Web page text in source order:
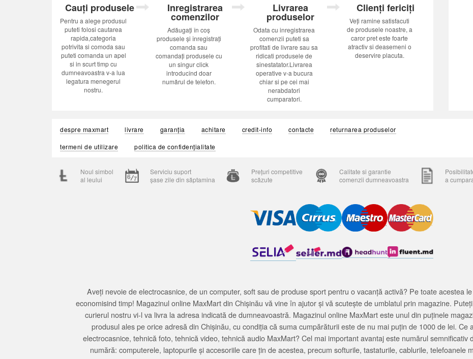
Cauți produsele
Pentru a alege produsul
puteti folosi cautarea
rapida,categoria
potrivita si comoda sau
puteti comanda un apel
si in scurt timp cu
dumneavoastra v-a lua
legatura menegerul
nostru.
Inregistrarea
comenzilor
Adăugați în coș
produsele și înregistrați
comanda sau
comandați produsele cu
un singur click
introducînd doar
numărul de telefon.
Livrarea
produselor
Odata cu inregistrarea
comenzii puteti sa
profitati de livrare sau sa
ridicati produsele de
sinestatator.Livrarea
operative v-a bucura
chiar si pe cei mai
nerabdatori
cumparatori.
Clienți fericiți
Veți ramine satisfacuti
de produsele noastre, a
caror pret este foarte
atractiv si deasemeni o
deservire placuta.
despre maxmart livrare garanția achitare credit-info contacte
returnarea produselor
termeni de utilizare
politica de confidențialitate
Noul simbol
al leului
Serviciu suport
șase zile din săptamina
Prețuri competitive
scăzute
Calitate si garantie
comenzii dumneavoastra
a
Aveți nevoie de electrocasnice, de un computer, soft sau de produse sport pentru o vacanță activă? Pe toate acestea
economisind timp! Magazinul online MaxMart din Chișinău vă vine în ajutor și vă scutește de umblatul prin magazine.
curierul nostru vi-l va livra la adresa indicată de dumneavoastră. Magazinul online MaxMart este unul din puținele
produsul ales pe orice adresă din Chișinău, cu condiția că suma cumpărăturii este de nu mai puțin de 1000 de lei. Ce
electrocasnice, tehnică foto, tehnică video, tehnică audio MaxMart? Cel mai important avantaj este numărul
numără: computerele, laptopurile și accesoriile care țin de acestea, precum softurile, tastaturile, cablurile, telefoanele